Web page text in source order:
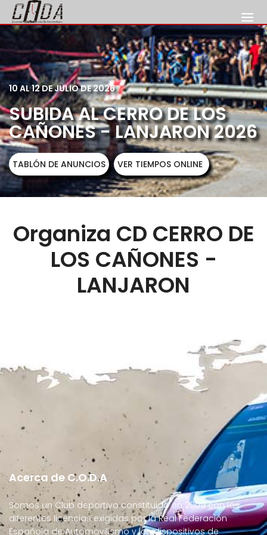
10 AL 12 DE JULIO DE 2026
SUBIDA AL CERRO DE LOS
CAÑONES - LANJARON 2026
TABLÓN DE ANUNCIOS VER TIEMPOS ONLINE
Organiza CD CERRO DE
LOS CAÑONES -
LANJARON
Acerca de C.O.D.A
Somos un Club deportivo constituido en 2009 con las
diferentes licencias exigidas por la Real Federación
Española de Automovilismo y los dispositivos de